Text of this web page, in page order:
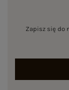
Zapisz się do